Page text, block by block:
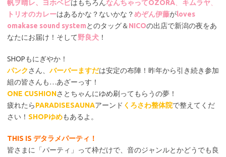
帆ヲ晴レ、ヨホベビはもちろんなんちゃってOZORA、 キムラヤ、
トリオのカレーはあるかな？ないかな？めぞん伊藤がloves
omakase sound systemとのタッグ＆NICOの出店で新潟の夜をあ
なたにお届け！そして野良犬 ！
SHOPもにぎやか！
パンク さん、 バーバーますだは安定の布陣！昨年から引き続き参加
組の皆さんも…あざーっす！
ONE CUSHIONさとちゃんにゆめ刷ってもらうの夢！
疲れたらPARADISESAUNAアーンド くろさわ整体院で整えてくだ
さい！ SHOPゆめもあるよ。
THIS IS デタラメパーティ！
皆さまに「パーティ」って枠だけで、音のジャンルとかどうでも良